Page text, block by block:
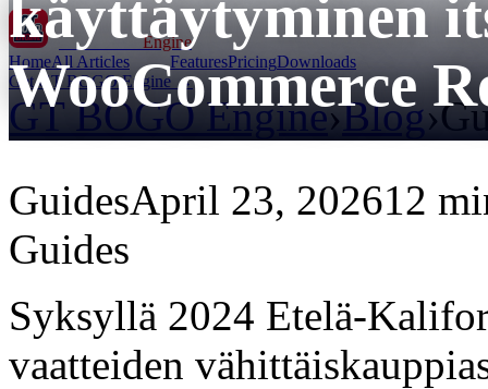
GT BOGOEngine
HomeAll Articles FeaturesPricingDownloads
Get GT BOGO Engine →
GT BOGO Engine›Blog›
käyttäytyminen
WooCommerce
GuidesApril 23, 202612
Guides
Syksyllä 2024 Etelä-
vaatteiden